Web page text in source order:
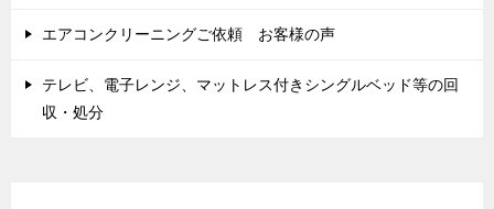
エアコンクリーニングご依頼 お客様の声
テレビ、電子レンジ、マットレス付きシングルベッド等の回
収・処分